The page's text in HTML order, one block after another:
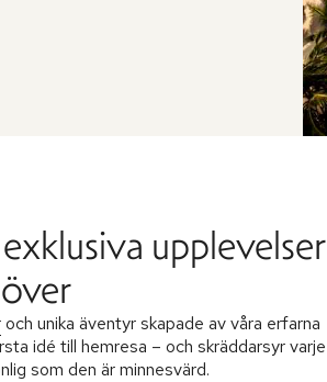
upplevelser
och unika äventyr skapade av våra erfarna
idé till hemresa – och skräddarsyr varje
som den är minnesvärd.